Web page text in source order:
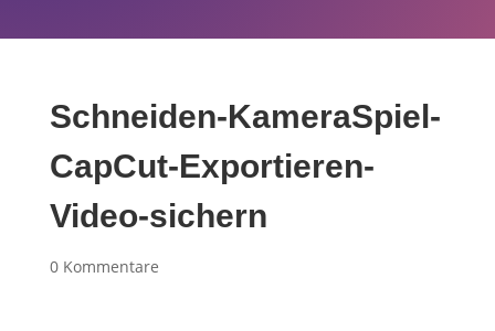
Schneiden-KameraSpiel-
CapCut-Exportieren-
Video-sichern
0 Kommentare